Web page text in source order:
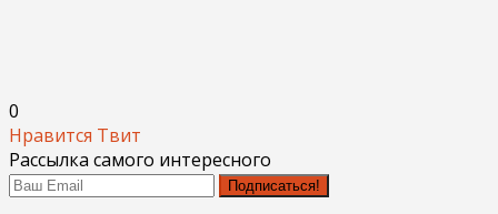
0
Нравится Твит
Рассылка самого интересного
Подписаться!